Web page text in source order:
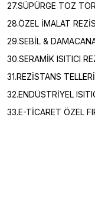
27.SÜPÜRGE TOZ
28.ÖZEL İMALAT
29.SEBİL &
30.SERAMİK ISITICI
31.REZİSTANS TELLERİ
32.ENDÜSTRİYEL
33.E-TİCARET ÖZEL